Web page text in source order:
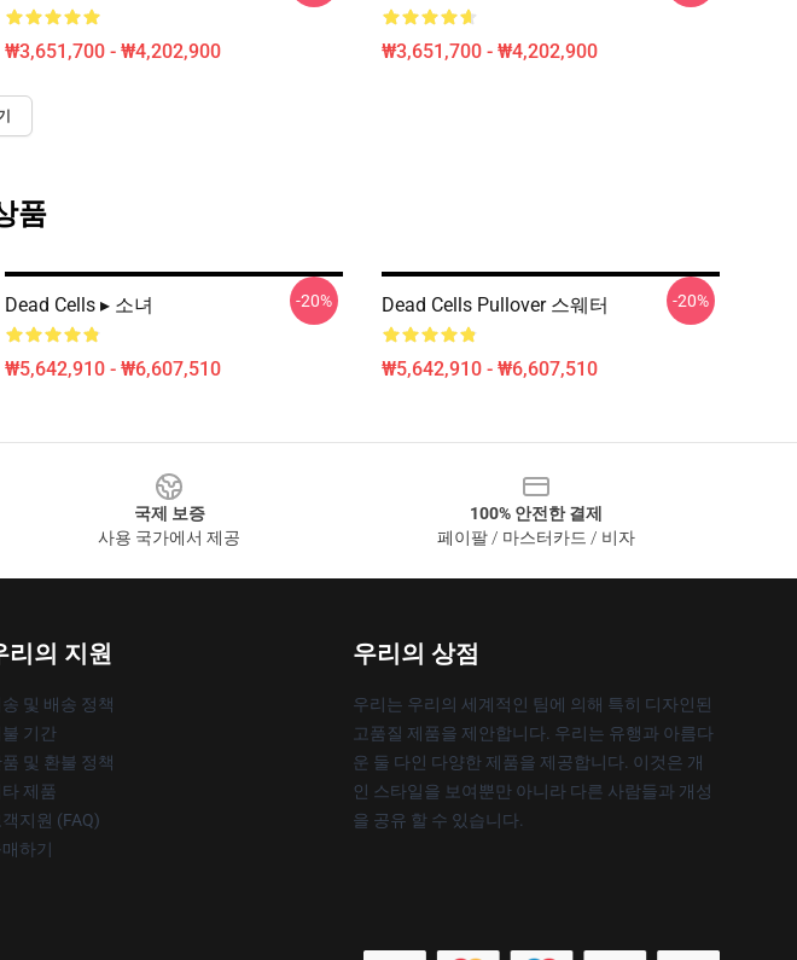
₩3,651,700 - ₩4,202,900 ₩3,651,700 - ₩4,202,900
품
Dead Cells ▸ 소녀
₩5,642,910 - ₩6,607,510
-20% Dead Cells Pullover 스웨터
₩5,642,910 - ₩6,607,510
-20%
국제 보증
사용 국가에서 제공
100% 안전한 결제
페이팔 / 마스터카드 / 비자
리의 지원
및 배송 정책
불 기간
및 환불 정책
제품
객지원 (FAQ)
하기
우리의 상점
우리는 우리의 세계적인 팀에 의해 특히 디자인된
고품질 제품을 제안합니다. 우리는 유행과 아름다
운 둘 다인 다양한 제품을 제공합니다. 이것은 개
인 스타일을 보여뿐만 아니라 다른 사람들과 개성
을 공유 할 수 있습니다.